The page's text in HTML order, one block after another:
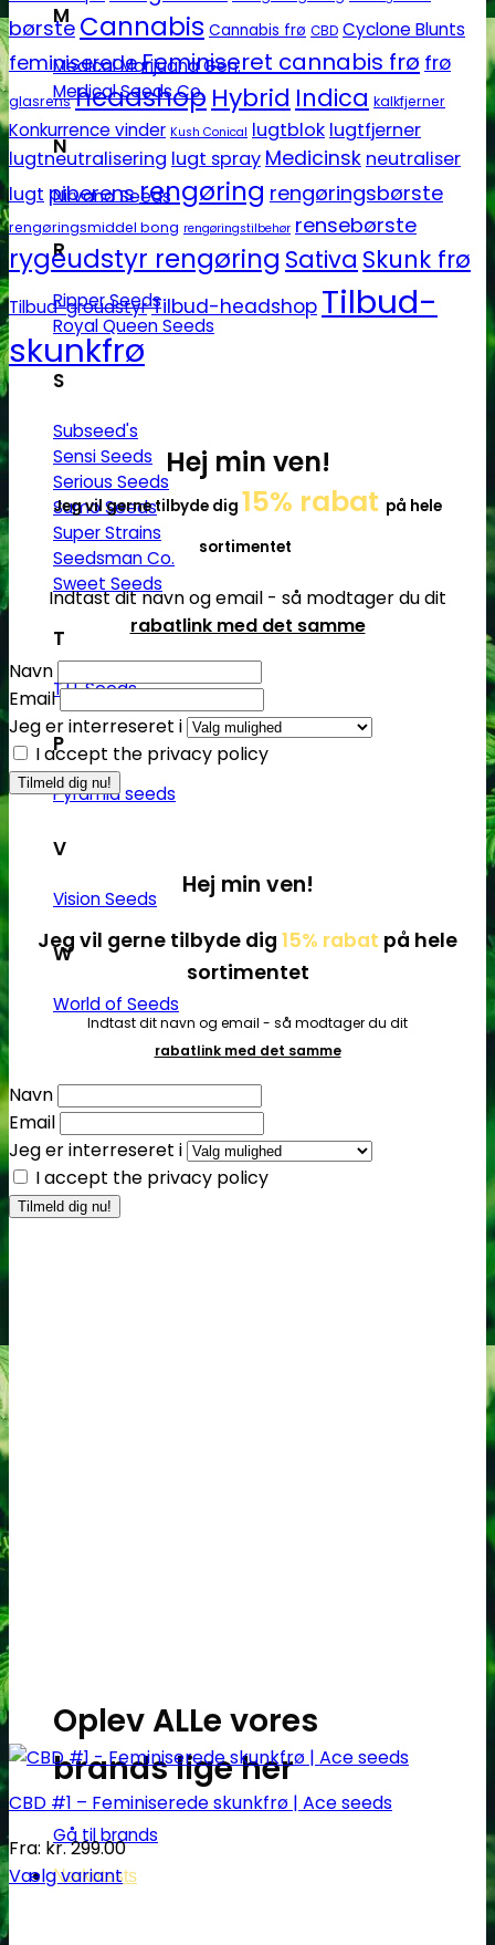
M
Medical Marijuana Gen.
Medical Seeds Co.
N
Nirvana Seeds
R
Ripper Seeds
Royal Queen Seeds
S
Subseed's
Sensi Seeds
Serious Seeds
Sumo Seeds
Super Strains
Seedsman Co.
Sweet Seeds
T
T.H. Seeds
P
Pyramid seeds
V
Vision Seeds
W
World of Seeds
Oplev ALLe vores
brands lige her
Gå til brands
Narkotests
børste Cannabis Cannabis frø CBD Cyclone Blunts
feminiseredeFeminiseret cannabis frø frø
glasrens headshop Hybrid Indica kalkfjerner
Konkurrence vinder Kush Conical lugtblok lugtfjerner
lugtneutralisering lugt spray Medicinsk neutraliser
lugt piberens rengøring rengøringsbørste
rengøringsmiddel bong rengøringstilbehør rensebørste
rygeudstyr rengøring Sativa Skunk frø
Tilbud-groudstyrTilbud-headshop Tilbud-
skunkfrø
Hej min ven!
Jeg vil gerne tilbyde dig 15% rabat på hele
sortimentet
Indtast dit navn og email - så modtager du dit
rabatlink med det samme
Navn
Email
Jeg er interreseret i
I accept the privacy policy
Hej min ven!
Jeg vil gerne tilbyde dig 15% rabat på hele
sortimentet
Indtast dit navn og email - så modtager du dit
rabatlink med det samme
Navn
Email
Jeg er interreseret i
I accept the privacy policy
CBD #1 – Feminiserede skunkfrø | Ace seeds
Fra: kr.299.00
Vælg variant
Dette
vare